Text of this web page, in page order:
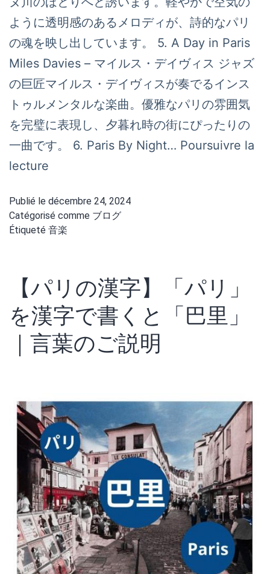
ように透明感のあるメロディが、詩的なパリ
の魂を映し出しています。 5. A Day in Paris
Miles Davies – マイルス・デイヴィス ジャズ
の巨匠マイルス・デイヴィスが奏でるインス
トゥルメンタルな楽曲。優雅なパリの雰囲気
を完璧に表現し、夕暮れ時の街にぴったりの
一曲です。 6. Paris By Night… Poursuivre la
lecture
を
感
曲】
TOP10
選
の
に
つ
い
て
の
音
楽
Publié le décembre 24, 2024
Catégorisé comme ブログ
Étiqueté 音楽
【パリの漢字】「パリ」
を漢字で書くと「巴里」
｜言葉のご説明